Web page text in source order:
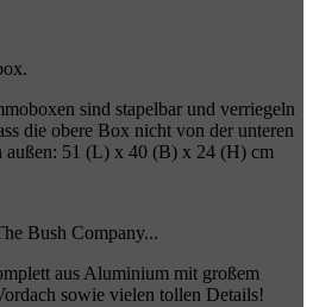
sind stapelbar und verriegeln
die obere Box nicht von der unteren
außen: 51 (L) x 40 (B) x 24 (H) cm
Bush Company...
aus Aluminium mit großem
sowie vielen tollen Details!